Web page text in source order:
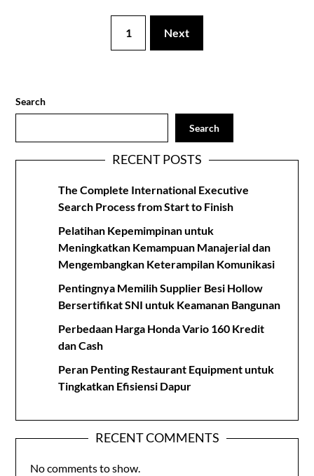
1 Next
Search
Search
RECENT POSTS
The Complete International Executive
Search Process from Start to Finish
Pelatihan Kepemimpinan untuk
Meningkatkan Kemampuan Manajerial dan
Mengembangkan Keterampilan Komunikasi
Pentingnya Memilih Supplier Besi Hollow
Bersertifikat SNI untuk Keamanan Bangunan
Perbedaan Harga Honda Vario 160 Kredit
dan Cash
Peran Penting Restaurant Equipment untuk
Tingkatkan Efisiensi Dapur
RECENT COMMENTS
No comments to show.